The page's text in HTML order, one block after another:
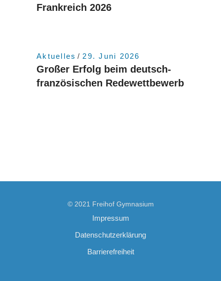
Frankreich 2026
Aktuelles 29. Juni 2026
Großer Erfolg beim deutsch-
französischen Redewettbewerb
© 2021 Freihof Gymnasium
Impressum
Datenschutzerklärung
Barrierefreiheit